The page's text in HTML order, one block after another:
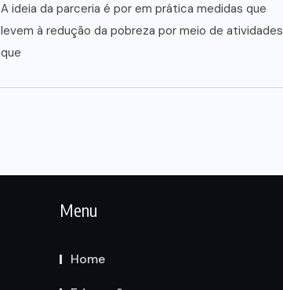
A ideia da parceria é por em prática medidas que
levem à redução da pobreza por meio de atividades
que
Menu
Home